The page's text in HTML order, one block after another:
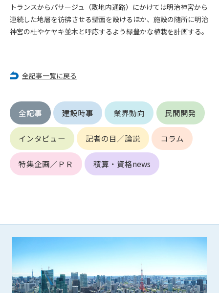
トランスからパサージュ（敷地内通路）にかけては明治神宮から
連続した地層を彷彿させる壁面を設けるほか、施設の随所に明治
神宮の杜やケヤキ並木と呼応するよう緑豊かな植栽を計画する。
全記事一覧に戻る
全記事 建設時事 業界動向 民間開発
インタビュー 記者の目／論説 コラム
特集企画／ＰＲ 積算・資格news
第5条（IDおよびパスワードの管理）
1. 会員は申込の際に管理者が発行したIDおよびパスワードの使
用および管理について責任を負うものとします。
3. 会員は、IDおよびパスワードの管理不十分、使用上の過誤、
第6条（会員の禁止事項）
1. 会員は建設資料館WEB上で以下の行為をしないものとしま
す。
(1) 第三者または管理者の著作権、その他知的所有権を侵害す
る行為
(2) 第三者または管理者の財産、プライバシー等を侵害する行
(8) 犯罪的行為に結びつく行為
(9) その他、法律に反する行為
(10) 建設資料館から知り得た情報及びダウンロードした情報
を、営利を目的として第三者に転売し、または転売のため